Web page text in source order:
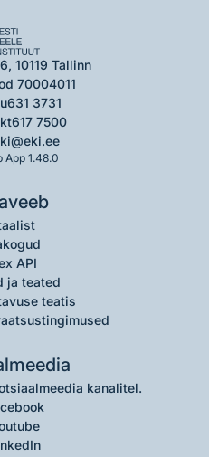
10119 Tallinn
70004011
631 3731
617 7500
App 1.48.0
API
ja teated
teatis
kanalitel.